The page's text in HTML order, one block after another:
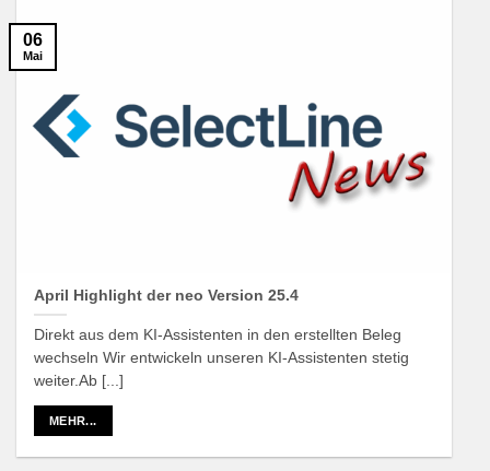
April Highlight der neo Version 25.4
Direkt aus dem KI-Assistenten in den erstellten Beleg
wechseln Wir entwickeln unseren KI-Assistenten stetig
weiter.Ab [...]
MEHR...
06
Mai